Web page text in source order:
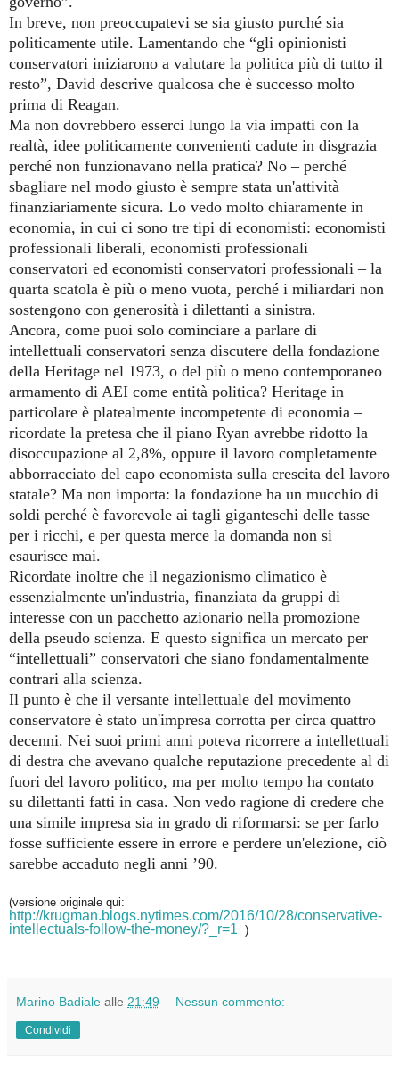
In breve, non preoccupatevi se sia giusto purché sia
politicamente utile. Lamentando che “gli opinionisti
conservatori iniziarono a valutare la politica più di tutto il
resto”, David descrive qualcosa che è successo molto
prima di Reagan.
Ma non dovrebbero esserci lungo la via impatti con la
realtà, idee politicamente convenienti cadute in disgrazia
perché non funzionavano nella pratica? No – perché
sbagliare nel modo giusto è sempre stata un'attività
finanziariamente sicura. Lo vedo molto chiaramente in
economia, in cui ci sono tre tipi di economisti: economisti
professionali liberali, economisti professionali
conservatori ed economisti conservatori professionali – la
quarta scatola è più o meno vuota, perché i miliardari non
sostengono con generosità i dilettanti a sinistra.
Ancora, come puoi solo cominciare a parlare di
intellettuali conservatori senza discutere della fondazione
della Heritage nel 1973, o del più o meno contemporaneo
armamento di AEI come entità politica? Heritage in
particolare è platealmente incompetente di economia –
ricordate la pretesa che il piano Ryan avrebbe ridotto la
disoccupazione al 2,8%, oppure il lavoro completamente
abborracciato del capo economista sulla crescita del lavoro
statale? Ma non importa: la fondazione ha un mucchio di
soldi perché è favorevole ai tagli giganteschi delle tasse
per i ricchi, e per questa merce la domanda non si
esaurisce mai.
Ricordate inoltre che il negazionismo climatico è
essenzialmente un'industria, finanziata da gruppi di
interesse con un pacchetto azionario nella promozione
della pseudo scienza. E questo significa un mercato per
“intellettuali” conservatori che siano fondamentalmente
contrari alla scienza.
Il punto è che il versante intellettuale del movimento
conservatore è stato un'impresa corrotta per circa quattro
decenni. Nei suoi primi anni poteva ricorrere a intellettuali
di destra che avevano qualche reputazione precedente al di
fuori del lavoro politico, ma per molto tempo ha contato
su dilettanti fatti in casa. Non vedo ragione di credere che
una simile impresa sia in grado di riformarsi: se per farlo
fosse sufficiente essere in errore e perdere un'elezione, ciò
sarebbe accaduto negli anni ’90.
(versione originale qui:
http://krugman.blogs.nytimes.com/2016/10/28/conservative-
intellectuals-follow-the-money/?_r=1 )
Marino Badiale alle 21:49 Nessun commento:
Condividi